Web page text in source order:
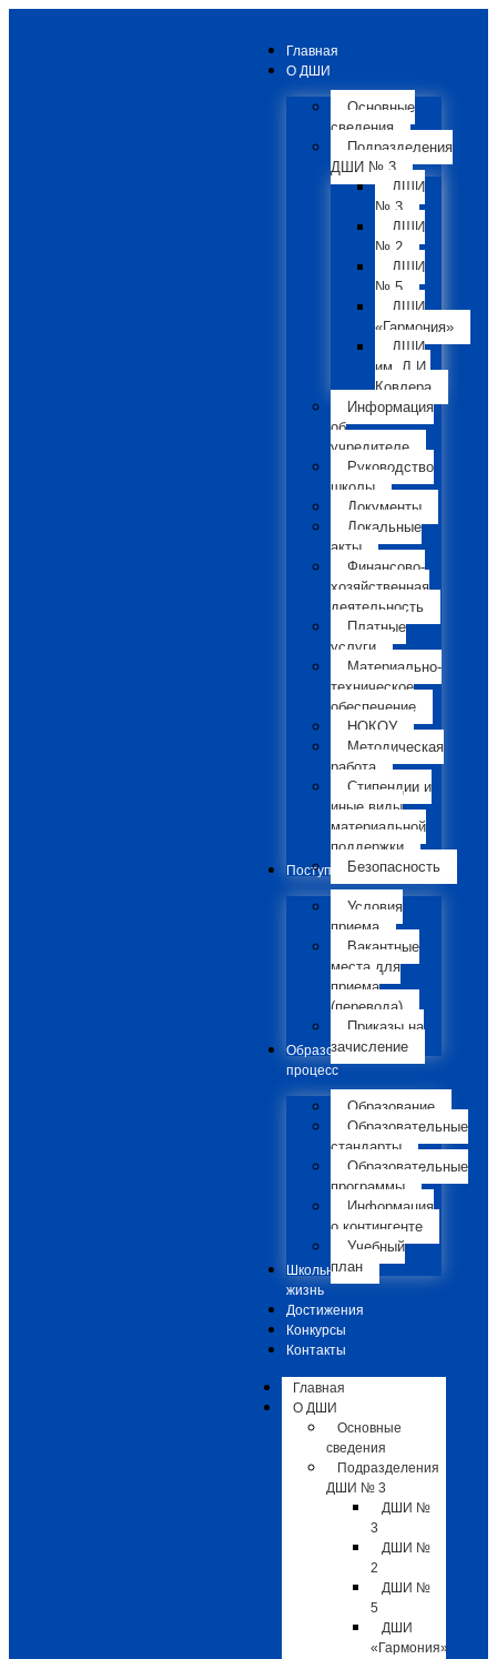
Главная
О ДШИ
Основные
сведения
Подразделения
ДШИ № 3
ДШИ
№ 3
ДШИ
№ 2
ДШИ
№ 5
ДШИ
«Гармония»
ДШИ
им. Л.И.
Ковлера
Информация
об
учредителе
Руководство
школы
Документы
Локальные
акты
Финансово-
хозяйственная
деятельность
Платные
услуги
Материально-
техническое
обеспечение
НОКОУ
Методическая
работа
Стипендии и
иные виды
материальной
поддержки
Безопасность
Поступающим
Условия
приема
Вакантные
места для
приема
(перевода)
Приказы на
зачисление
Образовательный
процесс
Образование
Образовательные
стандарты
Образовательные
программы
Информация
о контингенте
Учебный
план
Школьная
жизнь
Достижения
Конкурсы
Контакты
Главная
О ДШИ
Основные
сведения
Подразделения
ДШИ № 3
ДШИ №
3
ДШИ №
2
ДШИ №
5
ДШИ
«Гармония»